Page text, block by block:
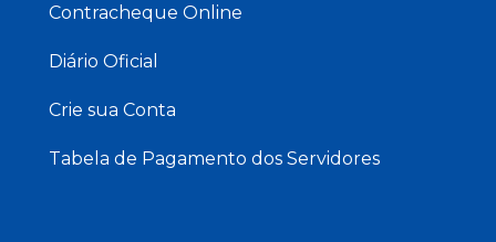
Contracheque Online
Diário Oficial
Crie sua Conta
Tabela de Pagamento dos Servidores